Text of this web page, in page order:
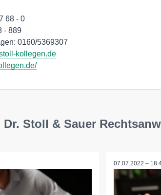
68 - 0
- 889
kollegen.de
Stoll & Sauer
07.07.2022 –